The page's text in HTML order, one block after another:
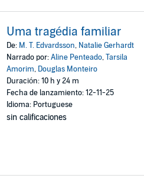
Uma tragédia familiar
De: M. T. Edvardsson, Natalie Gerhardt
Narrado por:Aline Penteado,Tarsila
Amorim, Douglas Monteiro
Duración: 10 h y 24 m
Fecha de lanzamiento: 12-11-25
Idioma: Portuguese
sin calificaciones